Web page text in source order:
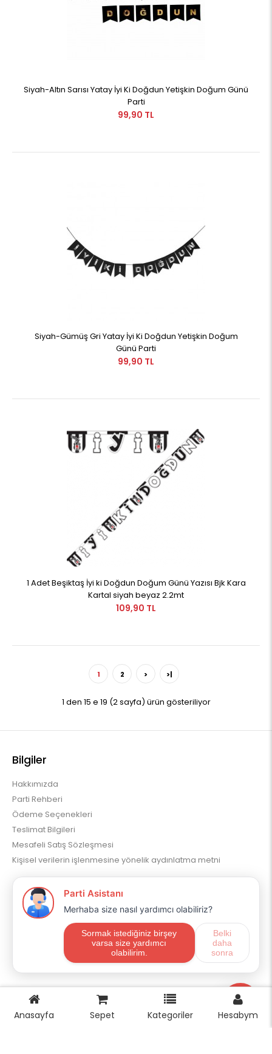
Siyah-Altın Sarısı Yatay İyi Ki Doğdun Yetişkin Doğum Günü
Parti
99,90 TL
Siyah-Gümüş Gri Yatay İyi Ki Doğdun Yetişkin Doğum
Günü Parti
99,90 TL
1 Adet Beşiktaş İyi ki Doğdun Doğum Günü Yazısı Bjk Kara
Kartal siyah beyaz 2.2mt
109,90 TL
1 2 > >|
1 den 15 e 19 (2 sayfa) ürün gösteriliyor
Bilgiler
Hakkımızda
Parti Rehberi
Ödeme Seçenekleri
Teslimat Bilgileri
Mesafeli Satış Sözleşmesi
Kişisel verilerin işlenmesine yönelik aydınlatma metni
Müşteri Servisi
Site Haritası
Sosyal Medya
Anasayfa Sepet Kategoriler Hesabym